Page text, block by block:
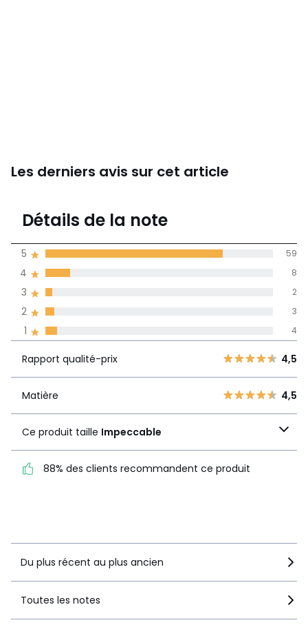
Les derniers avis sur cet article
4,5
de moyenne
obtenue sur
1 4
3
4,5
4,5
Impeccable
88% des clients
Détails de la note
1 4
2 3
3 2
4 8
5 59
Rapport qualité-prix 4,5
Matière 4,5
Ce produit taille Impeccable
88% des clients recommandent ce produit
Du plus récent au plus ancien
Toutes les notes